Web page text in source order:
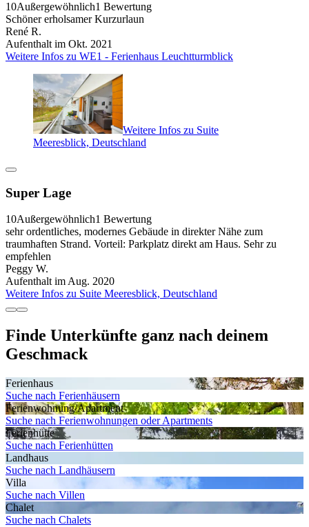
10Außergewöhnlich1 Bewertung
Schöner erholsamer Kurzurlaun
René R.
Aufenthalt im Okt. 2021
Weitere Infos zu WE1 - Ferienhaus Leuchtturmblick
Weitere Infos zu Suite
Meeresblick, Deutschland
Super Lage
10Außergewöhnlich1 Bewertung
sehr ordentliches, modernes Gebäude in direkter Nähe zum
traumhaften Strand. Vorteil: Parkplatz direkt am Haus. Sehr zu
empfehlen
Peggy W.
Aufenthalt im Aug. 2020
Weitere Infos zu Suite Meeresblick, Deutschland
Finde Unterkünfte ganz nach deinem
Geschmack
Ferienhaus
Suche nach Ferienhäusern
Ferienwohnung/Apartment
Suche nach Ferienwohnungen oder Apartments
Ferienhütte
Suche nach Ferienhütten
Landhaus
Suche nach Landhäusern
Villa
Suche nach Villen
Chalet
Suche nach Chalets